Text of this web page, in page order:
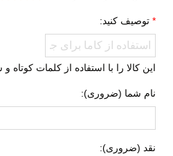
ویژگی های
تخصصی
سبک و
توصیف کنید:
این کالا را با استفاده از کلمات کوتاه
نام شما (ضروری):
نقد (ضروری):